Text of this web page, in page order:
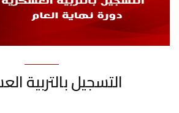
التسجيل بالتربية